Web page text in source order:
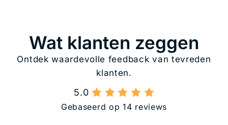
Wat klanten zeggen
Ontdek waardevolle feedback van tevreden
klanten.
5.0
Gebaseerd op 14 reviews